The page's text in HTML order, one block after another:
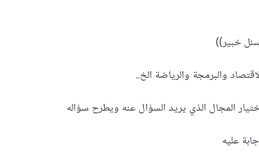
خبير))
والبرمجة والرياضة الخ..
المجال الذي يريد السؤال عنه ويطرح سؤاله
عليه